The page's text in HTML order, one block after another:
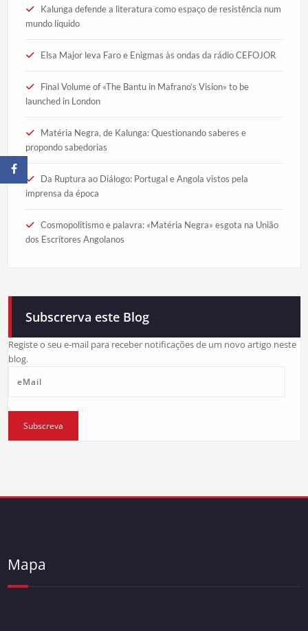
Kalunga defende a literatura como espaço de resistência num
mundo líquido
Elsa Major leva Faro e Enigmas às ondas da rádio CEFOJOR
Final Volume of «The Bantu in Mafrano’s Vision» to be
launched in London
Matéria Negra, de Kalunga: Questionando saberes e
propondo sabedorias
Da Ruptura ao Diálogo: Portugal e Angola vistos pela
imprensa da época
Cosmopolitismo e palavra: «Matéria Negra» esgota na União
dos Escritores Angolanos
Subscrerva este Blog
Registe o seu e-mail para receber notificações de um novo artigo neste
blog.
Subscreva
Mapa